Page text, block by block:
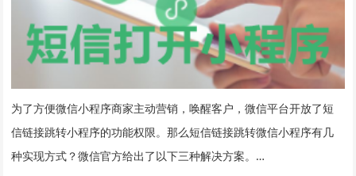
为了方便微信小程序商家主动营销，唤醒客户，微信平台开放了短
信链接跳转小程序的功能权限。那么短信链接跳转微信小程序有几
种实现方式？微信官方给出了以下三种解决方案。…